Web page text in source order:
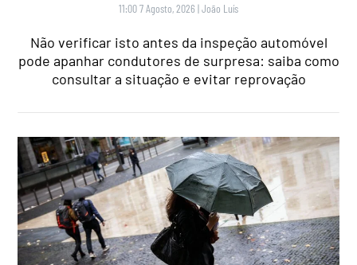
11:00 7 Agosto, 2026 |João Luís
Não verificar isto antes da inspeção automóvel
pode apanhar condutores de surpresa: saiba como
consultar a situação e evitar reprovação